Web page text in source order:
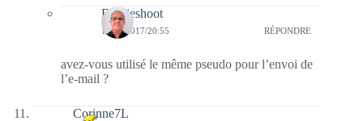
Bernieshoot
17/05/2017/20:55 RÉPONDRE
avez-vous utilisé le même pseudo pour l’envoi de
l’e-mail ?
Corinne7L